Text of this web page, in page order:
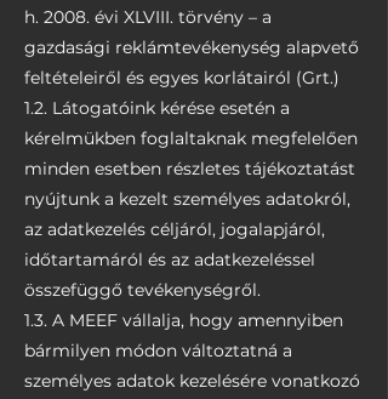
h. 2008. évi XLVIII. törvény – a
gazdasági reklámtevékenység alapvető
feltételeiről és egyes korlátairól (Grt.)
1.2. Látogatóink kérése esetén a
kérelmükben foglaltaknak megfelelően
minden esetben részletes tájékoztatást
nyújtunk a kezelt személyes adatokról,
az adatkezelés céljáról, jogalapjáról,
időtartamáról és az adatkezeléssel
összefüggő tevékenységről.
1.3. A MEEF vállalja, hogy amennyiben
bármilyen módon változtatná a
személyes adatok kezelésére vonatkozó